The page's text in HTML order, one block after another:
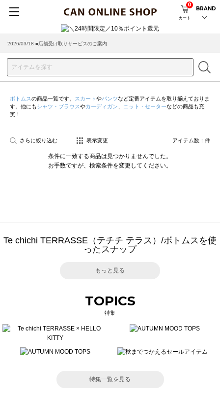
カート
0
BRAND
2026/03/18 ■店舗受け取りサービスのご案内
ボトムスの商品一覧です。 スカート やパンツなど定番アイテムを取り揃えておりま
す。他にもシャツ・ブラウスやカーディガン ニット・セーターなどの商品も充
実！
さらに絞り込む 表示変更 アイテム数： 件
条件に一致する商品は見つかりませんでした。
お手数ですが、検索条件を変更してください。
Te chichi TERRASSE（テチチ テラス）/ボトムスを使
ったスナップ
もっと見る
TOPICS
特集
特集一覧を見る